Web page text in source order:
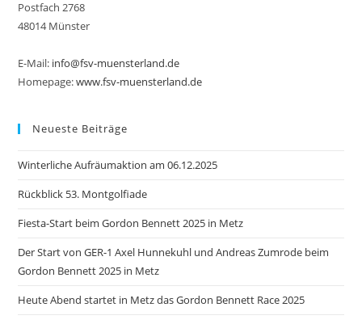
Postfach 2768
48014 Münster
E-Mail: info@fsv-muensterland.de
Homepage:www.fsv-muensterland.de
Neueste Beiträge
Winterliche Aufräumaktion am 06.12.2025
Rückblick 53. Montgolfiade
Fiesta-Start beim Gordon Bennett 2025 in Metz
Der Start von GER-1 Axel Hunnekuhl und Andreas Zumrode beim
Gordon Bennett 2025 in Metz
Heute Abend startet in Metz das Gordon Bennett Race 2025